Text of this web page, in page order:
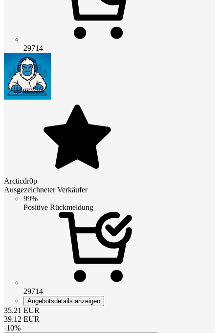
29714
Arcticdr0p
Ausgezeichneter Verkäufer
99%
Positive Rückmeldung
29714
Angebotsdetails anzeigen
35.21 EUR
39.12 EUR
-10%